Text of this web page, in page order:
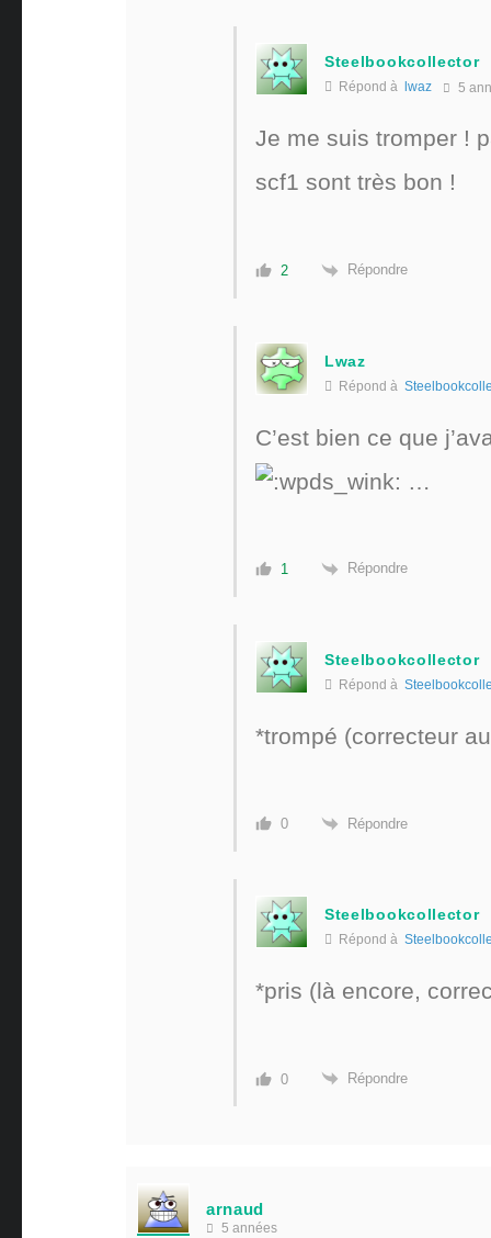
Steelbookcollector
Répond à lwaz 5
Je me suis tromper !
scf1 sont très bon !
2 Répondre
Lwaz
Répond à
C’est bien ce que
…
1 Répondre
Steelbookcollector
Répond à
*trompé (correcteur
0 Répondre
Steelbookcollector
Répond à
*pris (là encore,
0 Répondre
arnaud
5 années